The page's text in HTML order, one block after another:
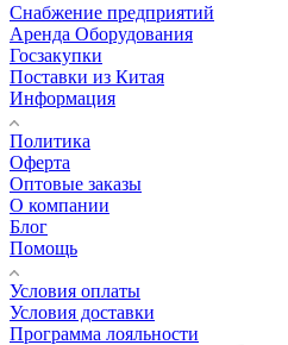
Снабжение предприятий
Аренда Оборудования
Госзакупки
Поставки из Китая
Информация
Политика
Оферта
Оптовые заказы
О компании
Блог
Помощь
Условия оплаты
Условия доставки
Программа лояльности